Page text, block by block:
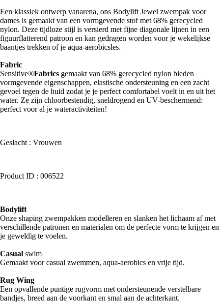
Een klassiek ontwerp vanarena, ons Bodylift Jewel zwempak voor
dames is gemaakt van een vormgevende stof met 68% gerecycled
nylon. Deze tijdloze stijl is versierd met fijne diagonale lijnen in een
figuurflatterend patroon en kan gedragen worden voor je wekelijkse
baantjes trekken of je aqua-aerobicsles.
Fabric
Sensitive®Fabrics gemaakt van 68% gerecycled nylon bieden
vormgevende eigenschappen, elastische ondersteuning en een zacht
gevoel tegen de huid zodat je je perfect comfortabel voelt in en uit het
water. Ze zijn chloorbestendig, sneldrogend en UV-beschermend:
perfect voor al je wateractiviteiten!
Geslacht : Vrouwen
Product ID : 006522
Bodylift
Onze shaping zwempakken modelleren en slanken het lichaam af met
verschillende patronen en materialen om de perfecte vorm te krijgen en
je geweldig te voelen.
Casual swim
Gemaakt voor casual zwemmen, aqua-aerobics en vrije tijd.
Rug Wing
Een opvallende puntige rugvorm met ondersteunende verstelbare
bandjes, breed aan de voorkant en smal aan de achterkant.